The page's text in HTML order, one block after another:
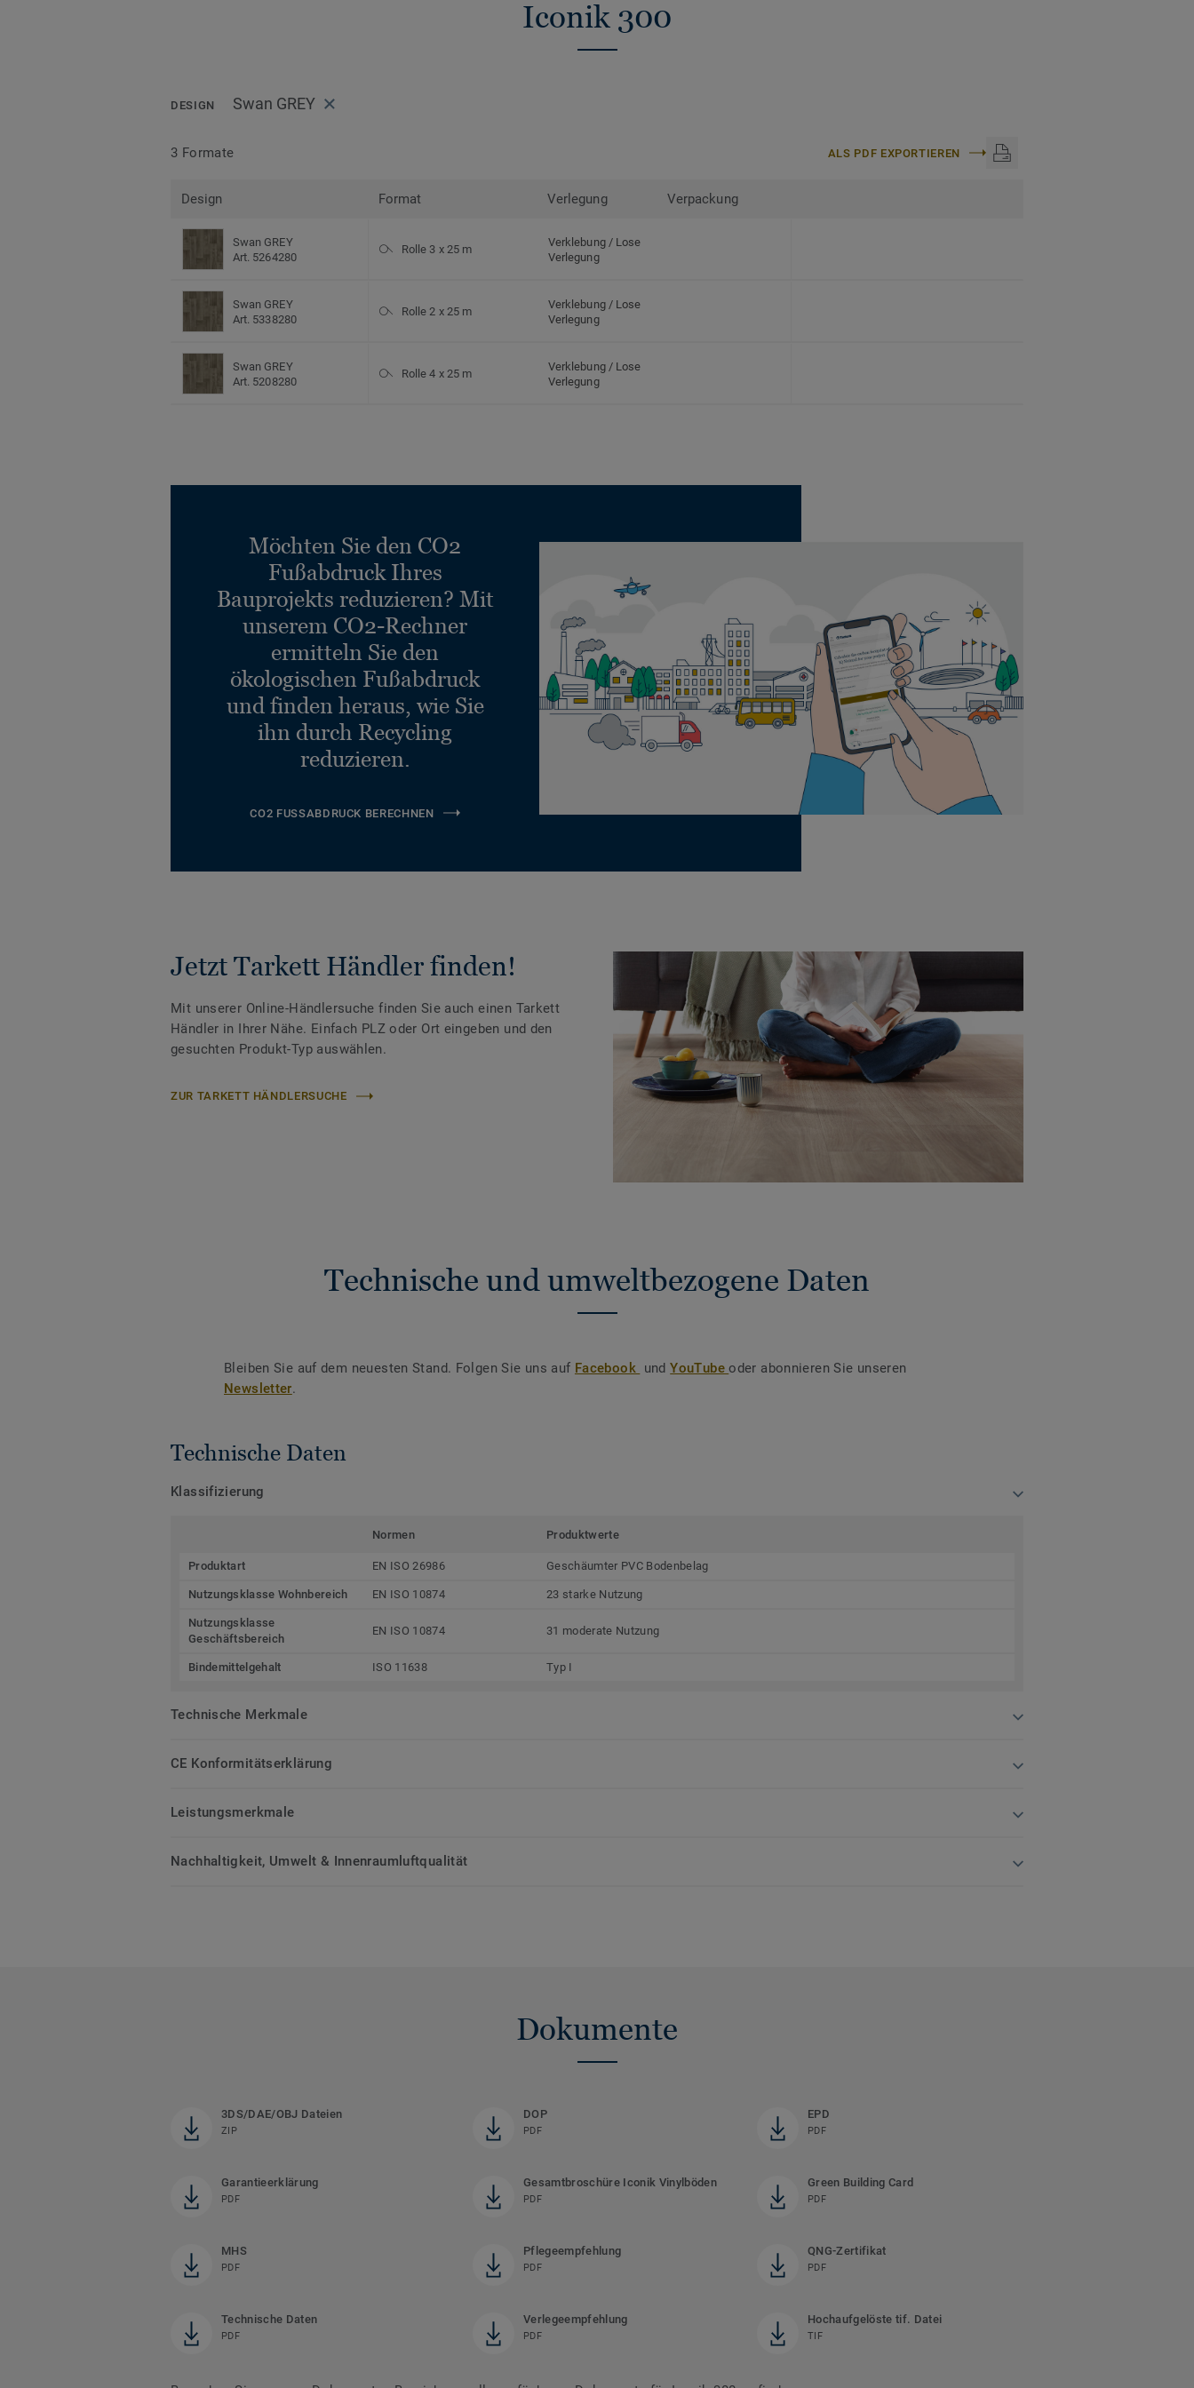
Iconik 300
DESIGN Swan GREY
3 Formate ALS PDF EXPORTIEREN
Design Format Verlegung Verpackung
Swan GREY
Art. 5264280
Rolle 3 x 25 m
Verklebung / Lose
Verlegung
Swan GREY
Art. 5338280
Rolle 2 x 25 m
Verklebung / Lose
Verlegung
Swan GREY
Art. 5208280
Rolle 4 x 25 m
Verklebung / Lose
Verlegung
Möchten Sie den CO2
Fußabdruck Ihres
Bauprojekts reduzieren? Mit
unserem CO2-Rechner
ermitteln Sie den
ökologischen Fußabdruck
und finden heraus, wie Sie
ihn durch Recycling
reduzieren.
CO2 FUSSABDRUCK BERECHNEN
Jetzt Tarkett Händler finden!
Mit unserer Online-Händlersuche finden Sie auch einen Tarkett
Händler in Ihrer Nähe. Einfach PLZ oder Ort eingeben und den
gesuchten Produkt-Typ auswählen.
ZUR TARKETT HÄNDLERSUCHE
Technische und umweltbezogene Daten
Bleiben Sie auf dem neuesten Stand. Folgen Sie uns auf Facebook undYouTubeoder abonnieren Sie unseren
Newsletter.
Technische Daten
Klassifizierung
Normen Produktwerte
Produktart EN ISO 26986 Geschäumter PVC Bodenbelag
Nutzungsklasse Wohnbereich EN ISO 10874 23 starke Nutzung
Nutzungsklasse
Geschäftsbereich
EN ISO 10874 31 moderate Nutzung
Bindemittelgehalt ISO 11638 Typ I
Technische Merkmale
CE Konformitätserklärung
Leistungsmerkmale
Nachhaltigkeit, Umwelt & Innenraumluftqualität
Dokumente
3DS/DAE/OBJ Dateien
ZIP
DOP
PDF
EPD
PDF
Garantieerklärung
PDF
Gesamtbroschüre Iconik Vinylböden
PDF
Green Building Card
PDF
MHS
PDF
Pflegeempfehlung
PDF
QNG-Zertifikat
PDF
Technische Daten
PDF
Verlegeempfehlung
PDF
Hochaufgelöste tif. Datei
TIF